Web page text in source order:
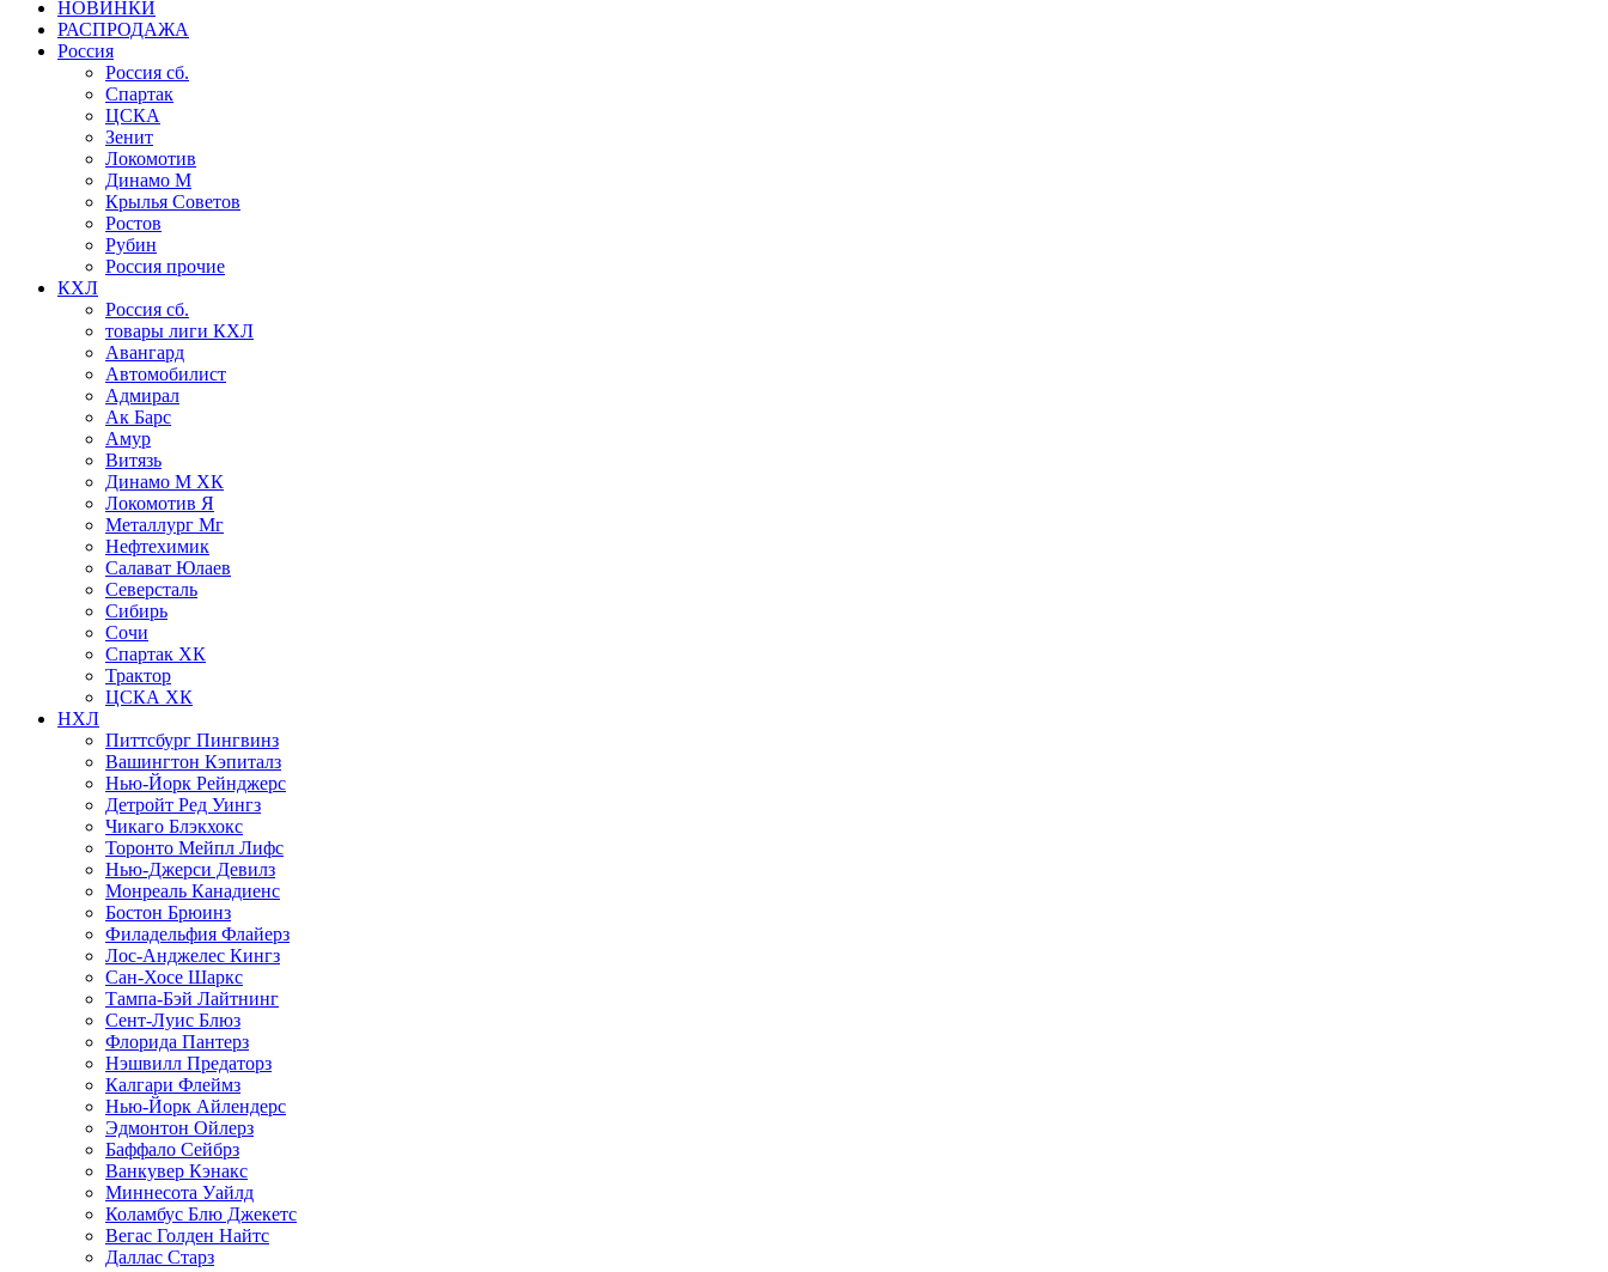
НОВИНКИ
РАСПРОДАЖА
Россия
Россия сб.
Спартак
ЦСКА
Зенит
Локомотив
Динамо М
Крылья Советов
Ростов
Рубин
Россия прочие
КХЛ
Россия сб.
товары лиги КХЛ
Авангард
Автомобилист
Адмирал
Ак Барс
Амур
Витязь
Динамо М ХК
Локомотив Я
Металлург Мг
Нефтехимик
Салават Юлаев
Северсталь
Сибирь
Сочи
Спартак ХК
Трактор
ЦСКА ХК
НХЛ
Питтсбург Пингвинз
Вашингтон Кэпиталз
Нью-Йорк Рейнджерс
Детройт Ред Уингз
Чикаго Блэкхокс
Торонто Мейпл Лифс
Нью-Джерси Девилз
Монреаль Канадиенс
Бостон Брюинз
Филадельфия Флайерз
Лос-Анджелес Кингз
Сан-Хосе Шаркс
Тампа-Бэй Лайтнинг
Сент-Луис Блюз
Флорида Пантерз
Нэшвилл Предаторз
Калгари Флеймз
Нью-Йорк Айлендерс
Эдмонтон Ойлерз
Баффало Сейбрз
Ванкувер Кэнакс
Миннесота Уайлд
Коламбус Блю Джекетс
Вегас Голден Найтс
Даллас Старз